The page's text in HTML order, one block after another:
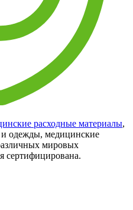
расходные материалы,
и одежды, медицинские
мировых
сертифицирована.